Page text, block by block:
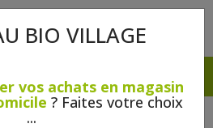
BIO VILLAGE
vos achats en magasin
? Faites votre choix
...